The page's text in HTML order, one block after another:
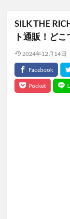
SILK THE
ト通販！ど
2024年12月14日